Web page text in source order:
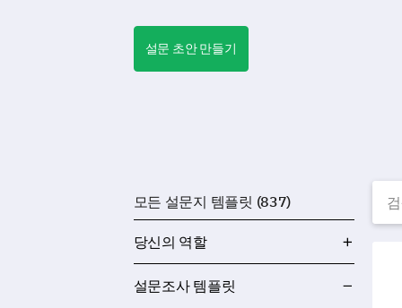
설문 초안 만들기
매
모든 설문지 템플릿 (837)
당신의 역할
설문조사 템플릿